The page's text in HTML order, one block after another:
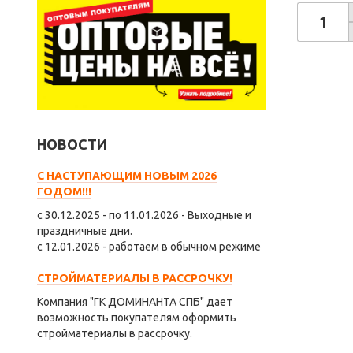
НОВОСТИ
С НАСТУПАЮЩИМ НОВЫМ 2026
ГОДОМ!!!
с 30.12.2025 - по 11.01.2026 - Выходные и
праздничные дни.
с 12.01.2026 - работаем в обычном режиме
СТРОЙМАТЕРИАЛЫ В РАССРОЧКУ!
Компания "ГК ДОМИНАНТА СПБ" дает
возможность покупателям оформить
стройматериалы в рассрочку.